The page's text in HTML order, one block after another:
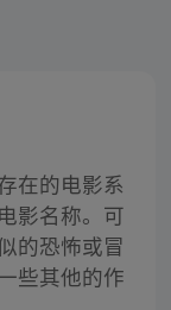
在的电影系
影名称。可
的恐怖或冒
些其他的作